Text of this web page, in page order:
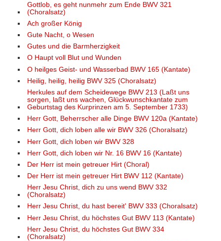
Gottlob, es geht nunmehr zum Ende BWV 321
(Choralsatz)
Ach großer König
Gute Nacht, o Wesen
Gutes und die Barmherzigkeit
O Haupt voll Blut und Wunden
O heilges Geist- und Wasserbad BWV 165 (Kantate)
Heilig, heilig, heilig BWV 325 (Choralsatz)
Herkules auf dem Scheidewege BWV 213 (Laßt uns
sorgen, laßt uns wachen, Glückwunschkantate zum
Geburtstag des Kurprinzen am 5. September 1733)
Herr Gott, Beherrscher alle Dinge BWV 120a (Kantate)
Herr Gott, dich loben alle wir BWV 326 (Choralsatz)
Herr Gott, dich loben wir BWV 328
Herr Gott, dich loben wir Nr. 16 BWV 16 (Kantate)
Der Herr ist mein getreuer Hirt (Choral)
Der Herr ist mein getreuer Hirt BWV 112 (Kantate)
Herr Jesu Christ, dich zu uns wend BWV 332
(Choralsatz)
Herr Jesu Christ, du hast bereit' BWV 333 (Choralsatz)
Herr Jesu Christ, du höchstes Gut BWV 113 (Kantate)
Herr Jesu Christ, du höchstes Gut BWV 334
(Choralsatz)